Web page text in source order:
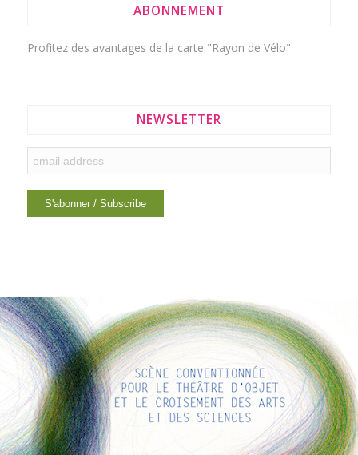
ABONNEMENT
Profitez des avantages de la carte "Rayon de Vélo"
NEWSLETTER
LIENS INTÉRESSANTS
Voici quelques liens intéressants pour vous ! Appréciez votre
séjour :)